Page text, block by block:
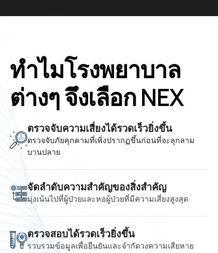
ทำไมโรงพยาบาล
ต่างๆ จึงเลือก NEX
ตรวจจับความเสี่ยงได้รวดเร็วยิ่งขึ้น
ตรวจจับภัยคุกคามที่เพิ่งปรากฏขึ้นก่อนที่จะลุกลาม
บานปลาย
จัดลำดับความสำคัญของสิ่งสำคัญ
มุ่งเน้นไปที่ผู้ป่วยและหอผู้ป่วยที่มีความเสี่ยงสูงสุด
ตรวจสอบได้รวดเร็วยิ่งขึ้น
รวบรวมข้อมูลเพื่อยืนยันและจำกัดวงความเสียหาย